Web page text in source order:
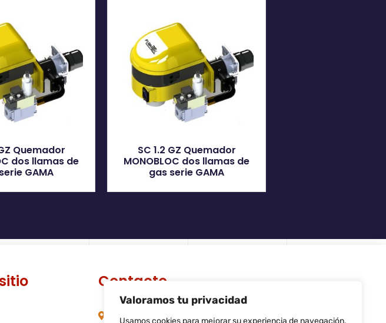
Valoramos tu privacidad
Usamos cookies para mejorar su experiencia de navegación,
Quemador
dos llamas de
GAMA
SC 1.2 GZ Quemador
MONOBLOC dos llamas de
gas serie GAMA
Contacto
C/ Riera de Palau, 36 - 38, nave 10,
08740, Sant Andreu de la Barca,